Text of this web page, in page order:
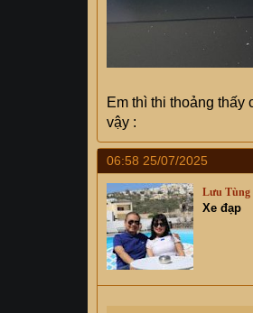
Em thì thi thoảng thấy
vậy :
06:58 25/07/2025
Lưu Tùng
Xe đạp